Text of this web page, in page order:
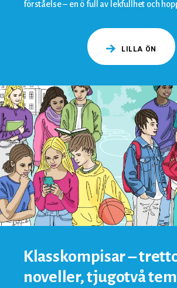
förståelse – en ö full av lekfullhet och
LILLA ÖN
Klasskompisar –
noveller, tjugotvå